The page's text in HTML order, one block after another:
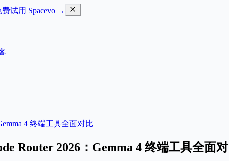
试用 Spacevo →
4 终端工具全面对比
Router 2026：Gemma 4 终端工具全面